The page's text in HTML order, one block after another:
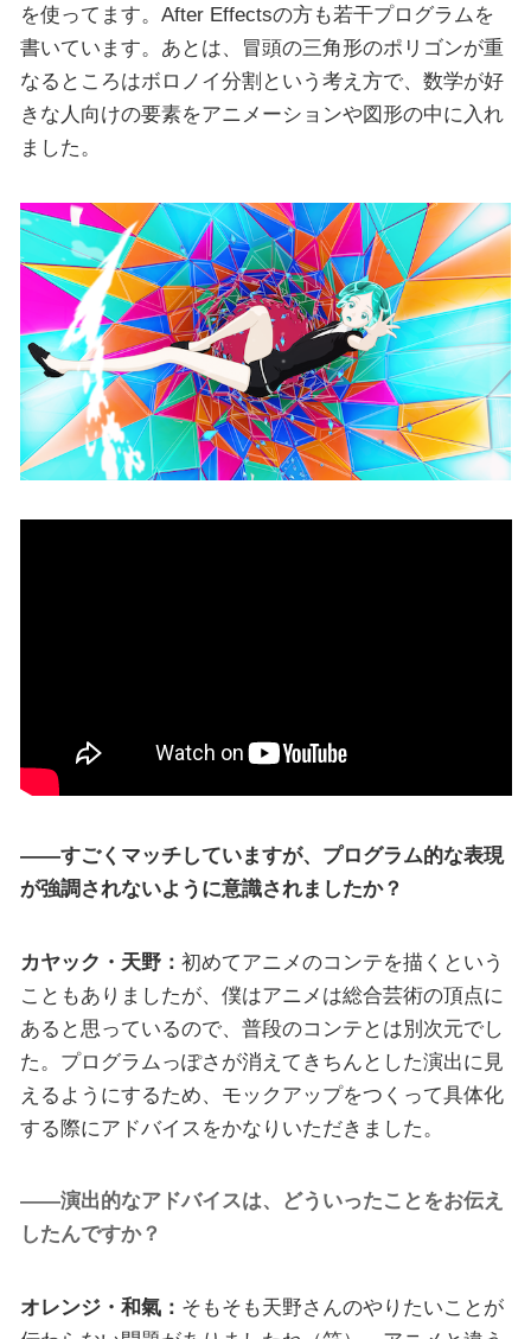
を使ってます。After Effectsの方も若干プログラムを
書いています。あとは、冒頭の三角形のポリゴンが重
なるところはボロノイ分割という考え方で、数学が好
きな人向けの要素をアニメーションや図形の中に入れ
ました。
――すごくマッチしていますが、プログラム的な表現
が強調されないように意識されましたか？
カヤック・天野： 初めてアニメのコンテを描くという
こともありましたが、僕はアニメは総合芸術の頂点に
あると思っているので、普段のコンテとは別次元でし
た。プログラムっぽさが消えてきちんとした演出に見
えるようにするため、モックアップをつくって具体化
する際にアドバイスをかなりいただきました。
――演出的なアドバイスは、どういったことをお伝え
したんですか？
オレンジ・和氣： そもそも天野さんのやりたいことが